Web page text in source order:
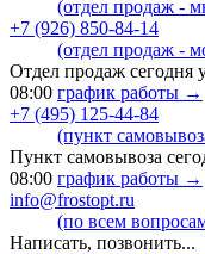
(отдел продаж -
+7 (926) 850-84-14
(отдел продаж -
Отдел продаж сегодня
08:00 график работы →
+7 (495) 125-44-84
(пункт
Пункт самовывоза
08:00 график работы →
info@frostopt.ru
(по всем
Написать, позвонить...